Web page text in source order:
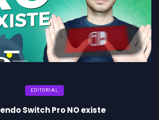
EDITORIAL
Switch Pro NO existe